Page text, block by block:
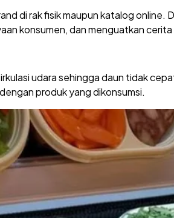
di rak fisik maupun katalog online.
konsumen, dan menguatkan
udara sehingga daun tidak
produk yang dikonsumsi.